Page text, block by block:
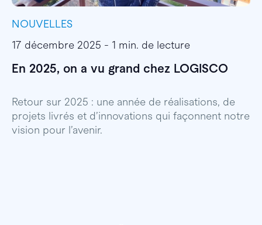
NOUVELLES
17 décembre 2025 - 1 min. de lecture
En 2025, on a vu grand chez LOGISCO
Retour sur 2025 : une année de réalisations, de
projets livrés et d’innovations qui façonnent notre
vision pour l’avenir.